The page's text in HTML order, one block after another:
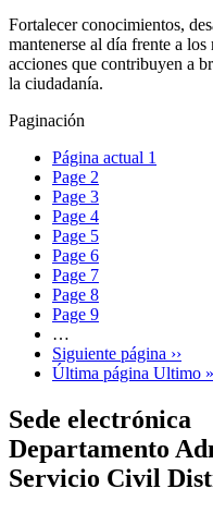
Fortalecer conocimientos,
mantenerse al día frente a
acciones que contribuyen a
la ciudadanía.
Paginación
Página actual 1
Page 2
Page 3
Page 4
Page 5
Page 6
Page 7
Page 8
Page 9
…
Siguiente página ››
Última página Ultimo »
Sede electrónica
Departamento
Servicio Civil